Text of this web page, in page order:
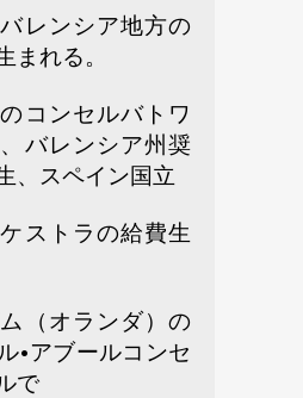
レンシア地方の
まれる。
コンセルバトワ
バレンシア州奨
、スペイン国立
ストラの給費生
（オランダ）の
•アブールコンセ
で